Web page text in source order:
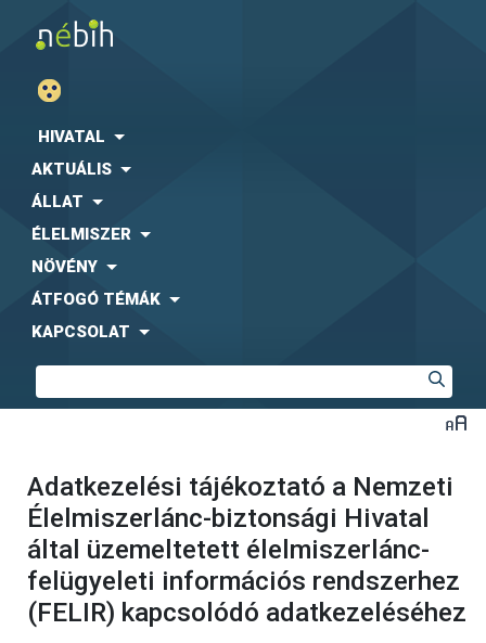
HIVATAL
AKTUÁLIS
ÁLLAT
ÉLELMISZER
NÖVÉNY
ÁTFOGÓ TÉMÁK
KAPCSOLAT
Adatkezelési tájékoztató a Nemzeti
Élelmiszerlánc-biztonsági Hivatal
által üzemeltetett élelmiszerlánc-
felügyeleti információs rendszerhez
(FELIR) kapcsolódó adatkezeléséhez